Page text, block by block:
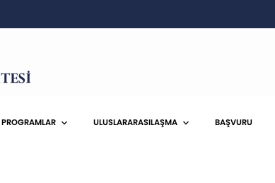
PROGRAMLAR ULUSLARARASILAŞMA BAŞVURU